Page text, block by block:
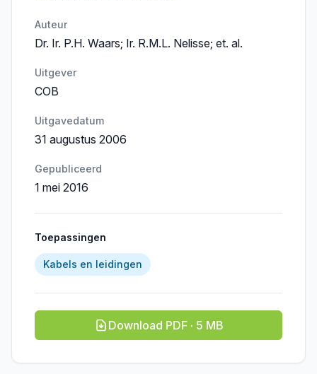
Auteur
Dr. Ir. P.H. Waars; Ir. R.M.L. Nelisse; et. al.
Uitgever
COB
Uitgavedatum
31 augustus 2006
Gepubliceerd
1 mei 2016
Toepassingen
Kabels en leidingen
Download PDF · 5 MB